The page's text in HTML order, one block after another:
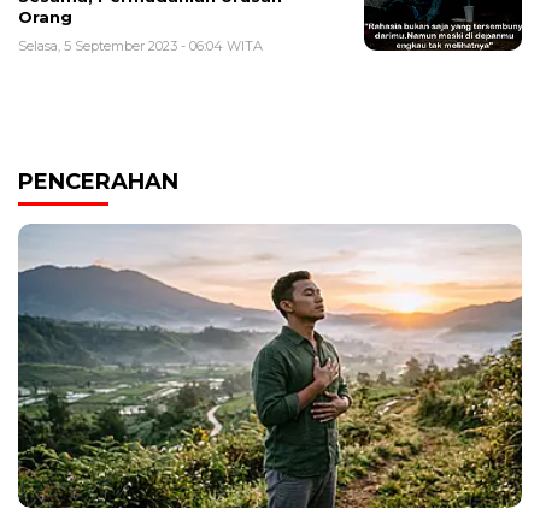
Orang
Selasa, 5 September 2023 - 06:04 WITA
PENCERAHAN